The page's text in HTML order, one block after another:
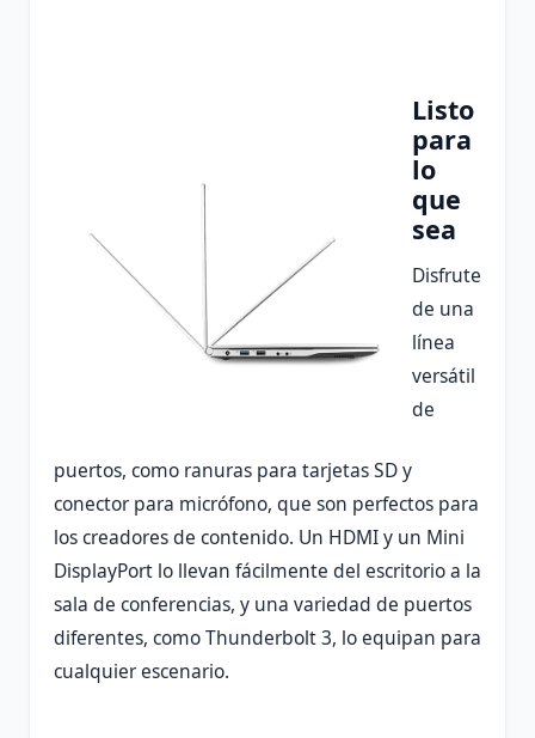
Listo
para
lo
que
sea
Disfrute
de una
línea
versátil
de
puertos, como ranuras para tarjetas SD y
conector para micrófono, que son perfectos para
los creadores de contenido. Un HDMI y un Mini
DisplayPort lo llevan fácilmente del escritorio a la
sala de conferencias, y una variedad de puertos
diferentes, como Thunderbolt 3, lo equipan para
cualquier escenario.